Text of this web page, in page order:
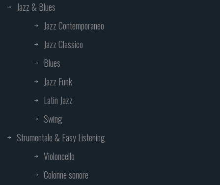
Jazz & Blues
Jazz Contemporaneo
Jazz Classico
Blues
Jazz Funk
Latin Jazz
Swing
Strumentale & Easy Listening
Violoncello
Colonne sonore